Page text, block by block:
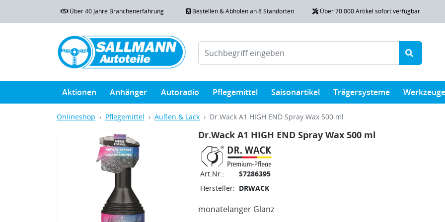
Über 40 Jahre Branchenerfahrung Bestellen & Abholen an 8 Standorten Über 70.000 Artikel sofort verfügbar
Aktionen Anhänger Autoradio Pflegemittel Saisonartikel Trägersysteme
Onlineshop Pflegemittel Außen & Lack Dr.Wack A1 HIGH END Spray Wax 500 ml
Dr.Wack A1 HIGH END Spray Wax 500 ml
Art.Nr.:
S7286395
Hersteller: DRWACK
monatelanger Glanz